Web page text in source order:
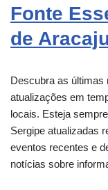
Fonte
de
Descubra as últimas
atualizações em
locais. Esteja
Sergipe atualizadas
eventos recentes e
notícias sobre